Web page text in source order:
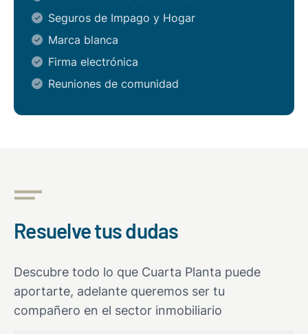
Seguros de Impago y Hogar
Marca blanca
Firma electrónica
Reuniones de comunidad
Resuelve tus dudas
Descubre todo lo que Cuarta Planta puede
aportarte, adelante queremos ser tu
compañero en el sector inmobiliario